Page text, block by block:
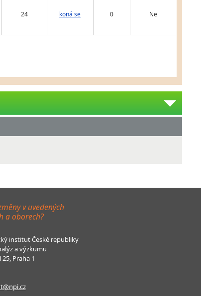
24 koná se 0 Ne
v uvedených
a oborech?
institut České republiky
a výzkumu
Praha 1